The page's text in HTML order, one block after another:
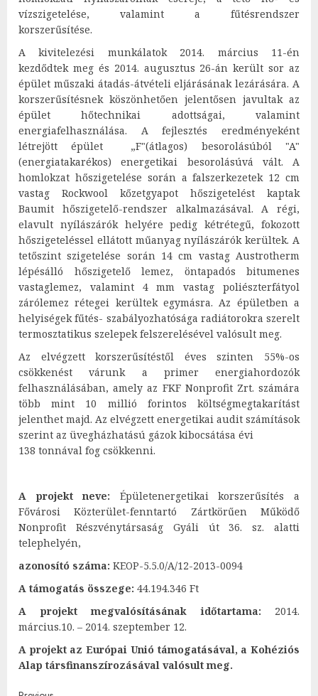
vízszigetelése, valamint a fűtésrendszer
korszerűsítése.
A kivitelezési munkálatok 2014. március 11-én
kezdődtek meg és 2014. augusztus 26-án került sor az
épület műszaki átadás-átvételi eljárásának lezárására. A
korszerűsítésnek köszönhetően jelentősen javultak az
épület hőtechnikai adottságai, valamint
energiafelhasználása. A fejlesztés eredményeként
létrejött épület „F"(átlagos) besorolásúból "A"
(energiatakarékos) energetikai besorolásúvá vált. A
homlokzat hőszigetelése során a falszerkezetek 12 cm
vastag Rockwool kőzetgyapot hőszigetelést kaptak
Baumit hőszigetelő-rendszer alkalmazásával. A régi,
elavult nyílászárók helyére pedig kétrétegű, fokozott
hőszigeteléssel ellátott műanyag nyílászárók kerültek. A
tetőszint szigetelése során 14 cm vastag Austrotherm
lépésálló hőszigetelő lemez, öntapadós bitumenes
vastaglemez, valamint 4 mm vastag poliészterfátyol
zárólemez rétegei kerültek egymásra. Az épületben a
helyiségek fűtés- szabályozhatósága radiátorokra szerelt
termosztatikus szelepek felszerelésével valósult meg.
Az elvégzett korszerűsítéstől éves szinten 55%-os
csökkenést várunk a primer energiahordozók
felhasználásában, amely az FKF Nonprofit Zrt. számára
több mint 10 millió forintos költségmegtakarítást
jelenthet majd. Az elvégzett energetikai audit számítások
szerint az üvegházhatású gázok kibocsátása évi
138 tonnával fog csökkenni.
A projekt neve: Épületenergetikai korszerűsítés a
Fővárosi Közterület-fenntartó Zártkörűen Működő
Nonprofit Részvénytársaság Gyáli út 36. sz. alatti
telephelyén,
azonosító száma: KEOP-5.5.0/A/12-2013-0094
A támogatás összege: 44.194.346 Ft
A projekt megvalósításának időtartama: 2014.
március.10. – 2014. szeptember 12.
A projekt az Európai Unió támogatásával, a Kohéziós
Alap társfinanszírozásával valósult meg.